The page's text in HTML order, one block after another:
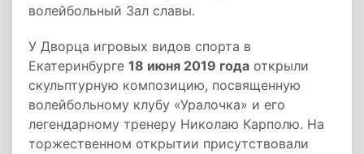
волейбольный Зал славы.
У Дворца игровых видов спорта в
Екатеринбурге 18 июня 2019 года открыли
скульптурную композицию, посвященную
волейбольному клубу «Уралочка» и его
легендарному тренеру Николаю Карполю. На
торжественном открытии присутствовали